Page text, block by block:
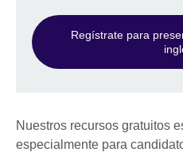
Regístrate para
Nuestros recursos gratuitos
especialmente para